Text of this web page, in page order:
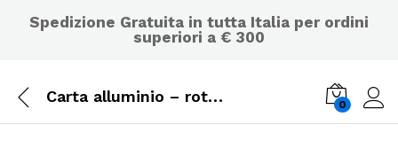
Spedizione Gratuita in tutta Italia per ordini
superiori a € 300
Carta alluminio – rotolo da metri 125 per usi alimentari – 0